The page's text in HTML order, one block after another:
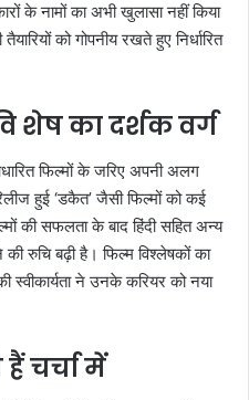
के नामों का अभी खुलासा नहीं किया
को गोपनीय रखते हुए निर्धारित
शेष का दर्शक वर्ग
फिल्मों के जरिए अपनी अलग
हुई ‘डकैत’ जैसी फिल्मों को कई
की सफलता के बाद हिंदी सहित अन्य
रुचि बढ़ी है। फिल्म विश्लेषकों का
ने उनके करियर को नया
चर्चा में